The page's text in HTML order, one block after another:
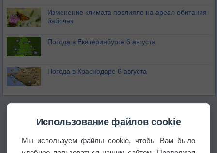
Изменение климата повлияло на ареал обитания
бабочек
Погода в Екатеринбурге 6 августа
Погода в Краснодаре 6 августа
Использование файлов cookie
Мы используем файлы cookie, чтобы Вам было